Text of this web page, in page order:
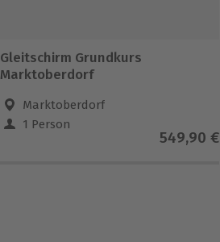
Gleitschirm Grundkurs
Marktoberdorf
Marktoberdorf
1 Person
549,90 €